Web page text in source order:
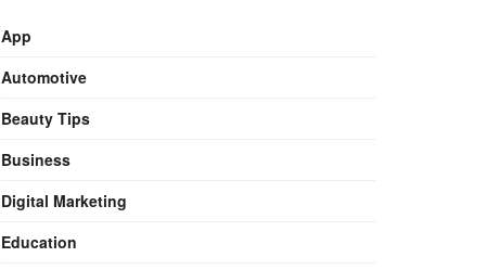
App
Automotive
Beauty Tips
Business
Digital Marketing
Education